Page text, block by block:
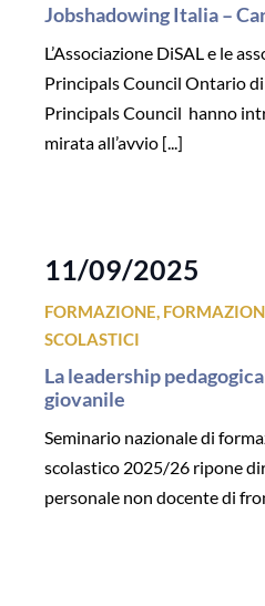
Jobshadowing Italia –
L’Associazione DiSAL e le
Principals Council Ontario
Principals Council hanno
mirata all’avvio [...]
11/09/2025
FORMAZIONE,
SCOLASTICI
La leadership
giovanile
Seminario nazionale di
scolastico 2025/26 ripone
personale non docente di